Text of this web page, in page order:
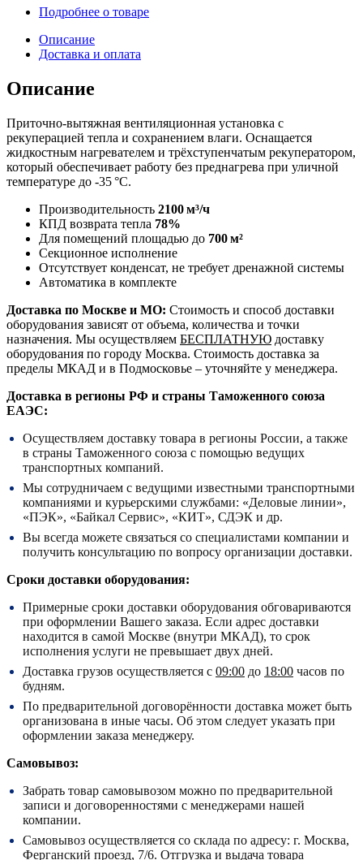
Подробнее о товаре
Описание
Доставка и оплата
Описание
Приточно-вытяжная вентиляционная установка с
рекуперацией тепла и сохранением влаги. Оснащается
жидкостным нагревателем и трёхступенчатым рекуператором,
который обеспечивает работу без преднагрева при уличной
температуре до -35 °C.
Производительность 2100 м³/ч
КПД возврата тепла 78%
Для помещений площадью до 700 м²
Секционное исполнение
Отсутствует конденсат, не требует дренажной системы
Автоматика в комплекте
Доставка по Москве и МО: Стоимость и способ доставки
оборудования зависят от объема, количества и точки
назначения. Мы осуществляем БЕСПЛАТНУЮ доставку
оборудования по городу Москва. Стоимость доставка за
пределы МКАД и в Подмосковье – уточняйте у менеджера.
Доставка в регионы РФ и страны Таможенного союза
ЕАЭС:
Осуществляем доставку товара в регионы России, а также
в страны Таможенного союза с помощью ведущих
транспортных компаний.
Мы сотрудничаем с ведущими известными транспортными
компаниями и курьерскими службами: «Деловые линии»,
«ПЭК», «Байкал Сервис», «КИТ», СДЭК и др.
Вы всегда можете связаться со специалистами компании и
получить консультацию по вопросу организации доставки.
Сроки доставки оборудования:
Примерные сроки доставки оборудования обговариваются
при оформлении Вашего заказа. Если адрес доставки
находится в самой Москве (внутри МКАД), то срок
исполнения услуги не превышает двух дней.
Доставка грузов осуществляется с 09:00 до 18:00 часов по
будням.
По предварительной договорённости доставка может быть
организована в иные часы. Об этом следует указать при
оформлении заказа менеджеру.
Самовывоз:
Забрать товар самовывозом можно по предварительной
записи и договоренностями с менеджерами нашей
компании.
Самовывоз осуществляется со склада по адресу: г. Москва,
Ферганский проезд, 7/6. Отгрузка и выдача товара